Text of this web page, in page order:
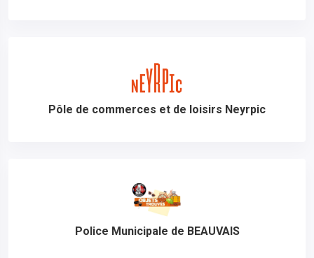
Pôle de commerces et de loisirs Neyrpic
Police Municipale de BEAUVAIS